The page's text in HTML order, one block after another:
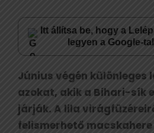
Itt állítsa be, hogy a
legyen a Google-
Június végén
azokat, akik a Bihari-sík
járják. A lila
felismerhető